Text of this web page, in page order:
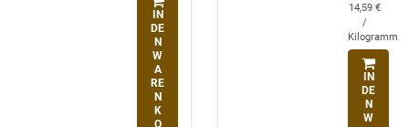
IN
DE
N
W
A
RE
N
K
O
14,59 €
/
Kilogramm
IN
DE
N
W